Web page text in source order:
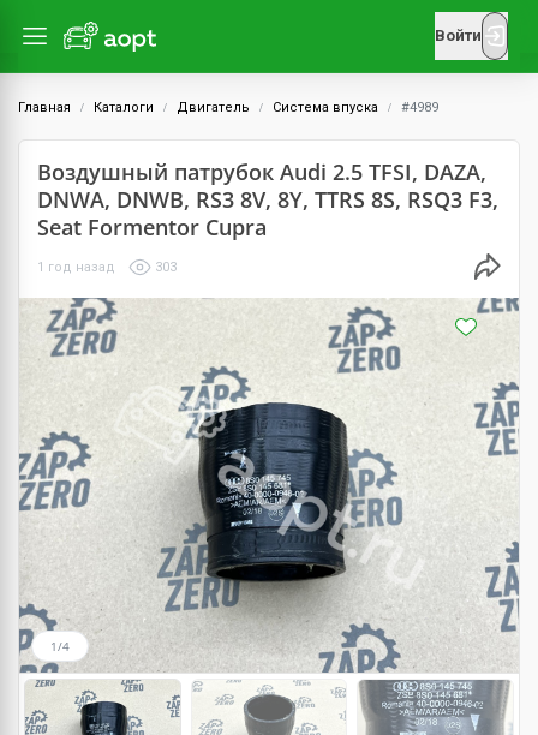
Войти
Главная Каталоги Двигатель Система впуска #4989
Воздушный патрубок Audi 2.5 TFSI, DAZA,
DNWA, DNWB, RS3 8V, 8Y, TTRS 8S, RSQ3 F3,
Seat Formentor Cupra
1 год назад 303
1/4